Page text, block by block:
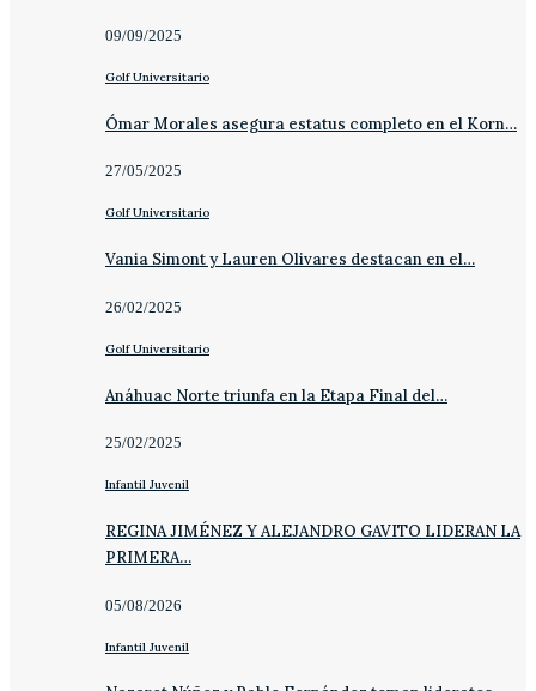
09/09/2025
Golf Universitario
Ómar Morales asegura estatus completo en el Korn…
27/05/2025
Golf Universitario
Vania Simont y Lauren Olivares destacan en el…
26/02/2025
Golf Universitario
Anáhuac Norte triunfa en la Etapa Final del…
25/02/2025
Infantil Juvenil
REGINA JIMÉNEZ Y ALEJANDRO GAVITO LIDERAN LA
PRIMERA…
05/08/2026
Infantil Juvenil